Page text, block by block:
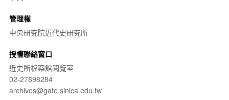
管理權
中央研究院近代史研究所
授權聯絡窗口
近史所檔案館閱覽室
02-27898284
archives@gate.sinica.edu.tw